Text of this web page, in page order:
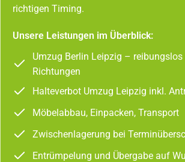
richtigen Timing.
Unsere Leistungen im Überblick:
Umzug Berlin Leipzig – reibungslos
Richtungen
Halteverbot Umzug Leipzig inkl.
Möbelabbau, Einpacken, Transport
Zwischenlagerung bei
Entrümpelung und Übergabe auf